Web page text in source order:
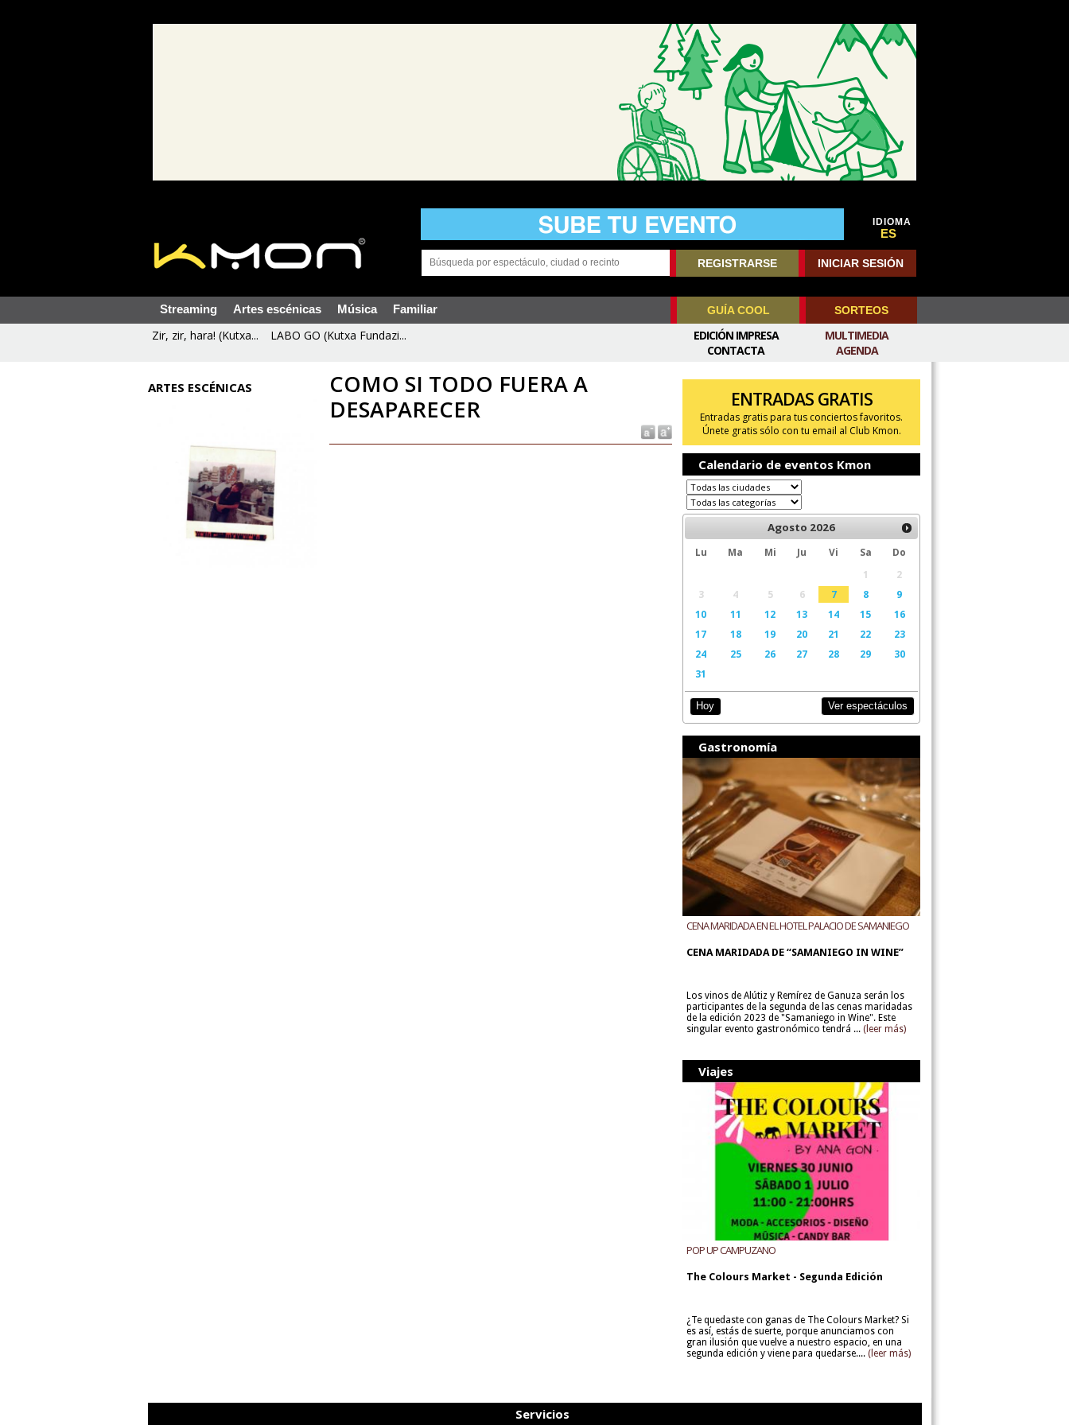
IDIOMA
ES
REGISTRARSE INICIAR SESIÓN
Streaming Artes escénicas Música Familiar GUÍA COOL SORTEOS
Zir, zir, hara! (Kutxa... LABO GO (Kutxa Fundazi...
MULTIMEDIA
AGENDA
EDICIÓN IMPRESA
CONTACTA
ARTES ESCÉNICAS
COMO SI TODO FUERA A
DESAPARECER
ENTRADAS GRATIS
Entradas gratis para tus conciertos favoritos.
Únete gratis sólo con tu email al Club Kmon.
Calendario de eventos Kmon
Agosto 2026
Lu Ma Mi Ju Vi Sa
Do
1
2
3
4 5 6 7 8
9
10
11 12 13 14 15
16
17
18 19 20 21 22
23
24
25 26 27 28 29
30
31
Hoy Ver espectáculos
Gastronomía
CENA MARIDADA EN EL HOTEL PALACIO DE SAMANIEGO
CENA MARIDADA DE “SAMANIEGO IN WINE”
Los vinos de Alútiz y Remírez de Ganuza serán los
participantes de la segunda de las cenas maridadas
de la edición 2023 de "Samaniego in Wine". Este
singular evento gastronómico tendrá ... (leer más)
Viajes
POP UP CAMPUZANO
The Colours Market - Segunda Edición
¿Te quedaste con ganas de The Colours Market? Si
es así, estás de suerte, porque anunciamos con
gran ilusión que vuelve a nuestro espacio, en una
segunda edición y viene para quedarse.... (leer más)
Servicios